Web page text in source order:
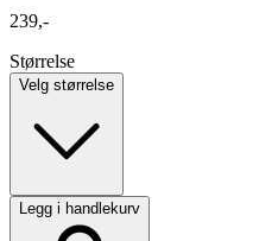
239,-
Størrelse
Velg størrelse
Legg i handlekurv